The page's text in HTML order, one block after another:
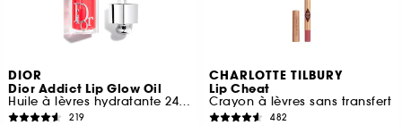
DIOR
Dior Addict Lip Glow Oil
Huile à lèvres hydratante 24 h au fini ultra-brillant
219
CHARLOTTE TILBURY
Lip Cheat
Crayon à lèvres sans transfert
482